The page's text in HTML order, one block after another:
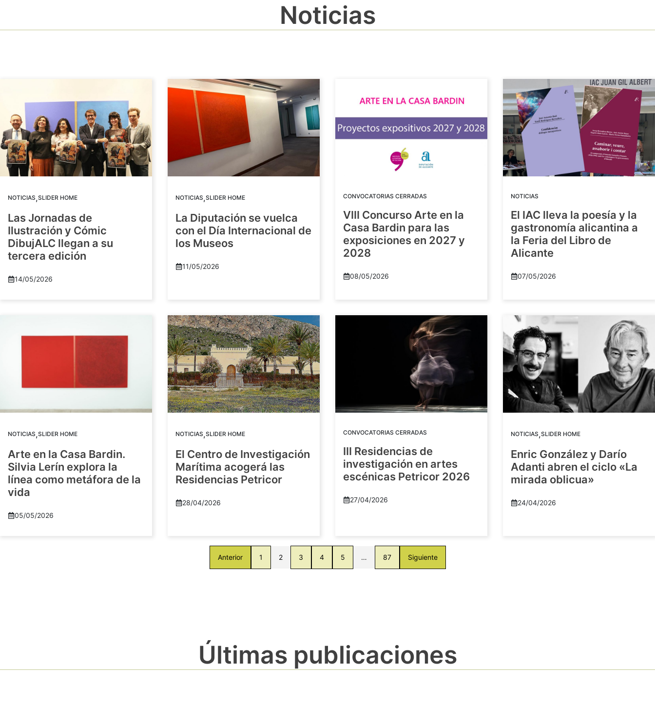
Noticias
NOTICIAS,SLIDER HOME
Las Jornadas de
Ilustración y Cómic
DibujALC llegan a su
tercera edición
14/05/2026
NOTICIAS,SLIDER HOME
La Diputación se vuelca
con el Día Internacional de
los Museos
11/05/2026
CONVOCATORIAS CERRADAS
VIII Concurso Arte en la
Casa Bardin para las
exposiciones en 2027 y
2028
08/05/2026
NOTICIAS
El IAC lleva la poesía y la
gastronomía alicantina a
la Feria del Libro de
Alicante
07/05/2026
NOTICIAS,SLIDER HOME
Arte en la Casa Bardin.
Silvia Lerín explora la
línea como metáfora de la
vida
05/05/2026
NOTICIAS,SLIDER HOME
El Centro de Investigación
Marítima acogerá las
Residencias Petricor
28/04/2026
CONVOCATORIAS CERRADAS
III Residencias de
investigación en artes
escénicas Petricor 2026
27/04/2026
NOTICIAS,SLIDER HOME
Enric González y Darío
Adanti abren el ciclo «La
mirada oblicua»
24/04/2026
Anterior 1 2 3 4 5 … 87 Siguiente
Últimas publicaciones